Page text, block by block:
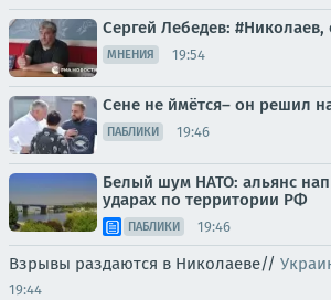
Сергей Лебедев:
МНЕНИЯ 19:54
Сене не ймётся– он решил
ПАБЛИКИ 19:46
Белый шум НАТО: альянс
ударах по территории РФ
ПАБЛИКИ 19:46
Взрывы раздаются в Николаеве//
19:44